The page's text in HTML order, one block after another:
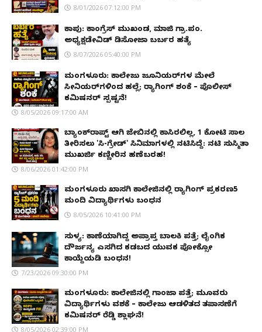
8/01/2026 07:12:00 PM
ಕಾಪು: ಕಾಂಗ್ರೆಸ್ ಮುಖಂಡ, ಮಾಜಿ ಗ್ರಾ.ಪಂ.
ಅಧ್ಯಕ್ಷಡೇವಿಡ್ ಡಿಸೋಜಾ ಬರ್ಬರ ಹತ್ಯೆ
8/07/2026 05:40:00 PM
ಮಂಗಳೂರು: ಕಾಲೇಜು ಜೂನಿಯರ್‌ಗಳ ಮೇಲೆ
ಸೀನಿಯರ್‌ಗಳಿಂದ ಹಲ್ಲೆ; ರ‌್ಯಾಗಿಂಗ್ ಶಂಕೆ – ಪೊಲೀಸ್
ಕಮಿಷನರ್ ಸ್ಪಷ್ಟನೆ!
8/05/2026 09:17:00 AM
ಬ್ಯಾಂಕ್‌ರಾಪ್ಟ್‌ ಆಗಿ ಜೇಬಿನಲ್ಲಿ ಕಾಸಿರಲಿಲ್ಲ, ₹1 ಕೋಟಿ ಸಾಲ
ತೀರಿಸಲು 'ಸಿ-ಗ್ರೇಡ್' ಸಿನಿಮಾಗಳಲ್ಲಿ ನಟಿಸಿದ್ದೆ: ನಟಿ ಸುಸ್ಮಿತಾ
ಮುಖರ್ಜಿ ಕಣ್ಣೀರಿನ ಹಣೆಬರಹ!
8/06/2026 01:42:00 PM
ಮಂಗಳೂರು ಖಾಸಗಿ ಕಾಲೇಜಿನಲ್ಲಿ ರ‌್ಯಾಗಿಂಗ್ ಪ್ರಕರಣ5
ಮಂದಿ ವಿದ್ಯಾರ್ಥಿಗಳು ಬಂಧನ
8/05/2026 10:41:00 PM
ಸುಳ್ಯ: ಕಾಣೆಯಾಗಿದ್ದ ಅಪ್ರಾಪ್ತ ಬಾಲಕಿ ಪತ್ತೆ; ಲೈಂಗಿಕ
ದೌರ್ಜನ್ಯ ಎಸಗಿದ ಕಡಬದ ಯುವಕ ಪೋಕ್ಸೋ
ಕಾಯ್ದೆಯಡಿ ಬಂಧನ!
7/23/2026 09:30:00 PM
ಮಂಗಳೂರು: ಕಾಲೇಜಿನಲ್ಲಿ ಗಾಂಜಾ ಪತ್ತೆ; ಮೂವರು
ವಿದ್ಯಾರ್ಥಿಗಳು ವಶಕ್ಕೆ – ಕಾಲೇಜು ಆಡಳಿತದ ತಪಾಸಣೆಗೆ
ಕಮಿಷನರ್ ರೆಡ್ಡಿ ಶ್ಲಾಘನೆ!
8/05/2026 02:39:00 PM